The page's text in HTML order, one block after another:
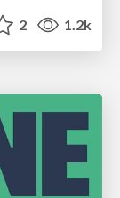
2 1.2k